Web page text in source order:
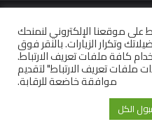
التداول © 2026
كاشف الشركات
على موقعنا الإلكتروني لنمنحك
وتكرار الزيارات. بالنقر فوق
كافة ملفات تعريف الارتباط.
ملفات تعريف الارتباط" لتقديم
موافقة خاضعة للرقابة.
الكل